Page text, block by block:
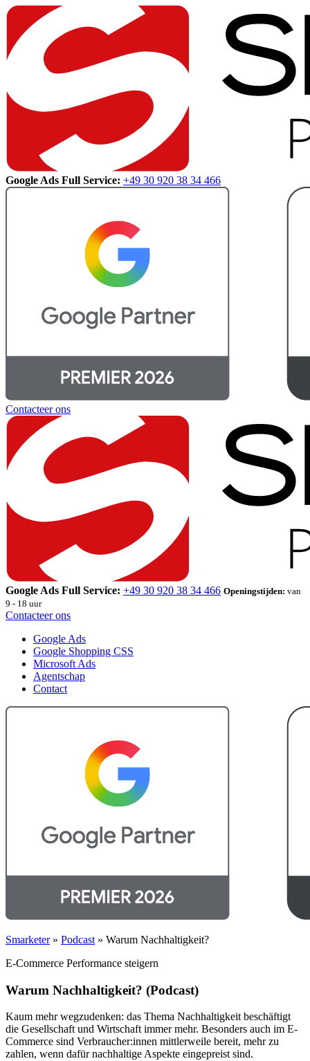
Google Ads Full Service: +49 30 920 38 34 466
Contacteer ons
Google Ads Full Service: +49 30 920 38 34 466 Openingstijden: van
9 - 18 uur
Contacteer ons
Google Ads
Google Shopping CSS
Microsoft Ads
Agentschap
Contact
Smarketer» Podcast » Warum Nachhaltigkeit?
E-Commerce Performance steigern
Warum Nachhaltigkeit? (Podcast)
Kaum mehr wegzudenken: das Thema Nachhaltigkeit beschäftigt
die Gesellschaft und Wirtschaft immer mehr. Besonders auch im E-
Commerce sind Verbraucher:innen mittlerweile bereit, mehr zu
zahlen, wenn dafür nachhaltige Aspekte eingepreist sind.